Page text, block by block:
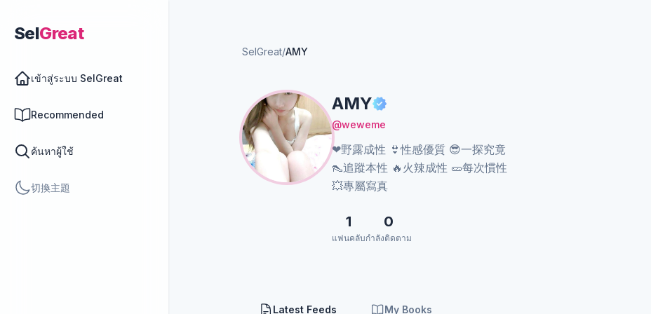
SelGreat
เข้าสู่ระบบ SelGreat
Recommended
ค้นหาผู้ใช้
切換主題
SelGreat/AMY
AMY
@weweme
❤野露成性 👙性感優質 😎一探究竟
👠追蹤本性 🔥火辣成性 🥒每次慣性
💥專屬寫真
1
แฟนคลับ
0
กำลังติดตาม
Latest Feeds My Books